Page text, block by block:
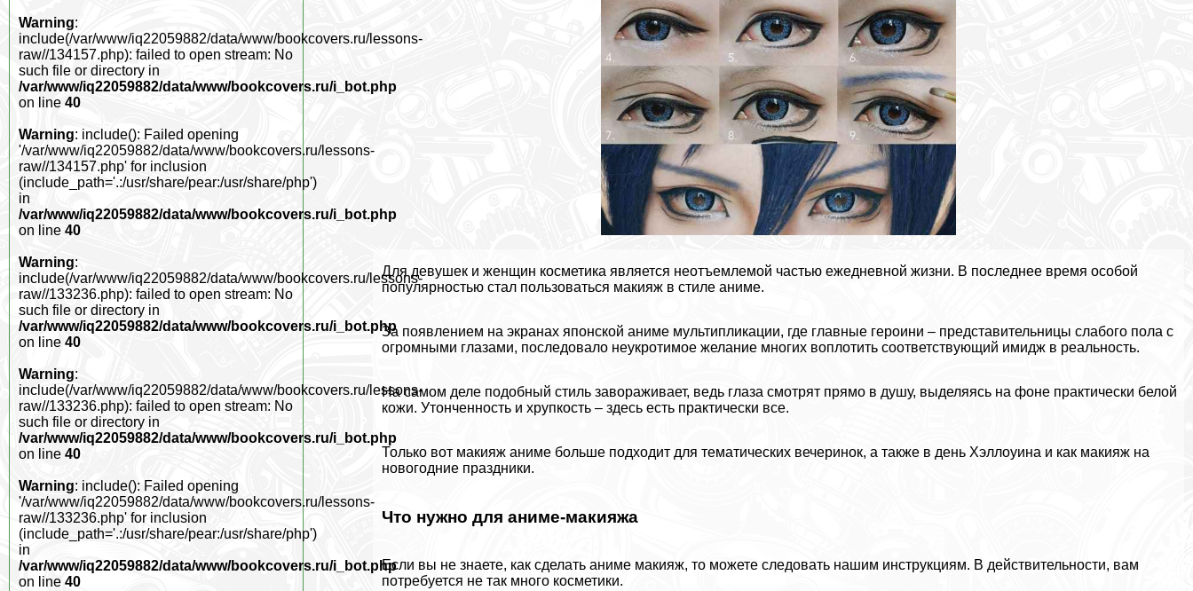
Для дeвyшек и женщин косметика является неотъемлемой частью ежедневной жизни. В последнее время особой
популярностью стал пользоваться макияж в стиле аниме.
За появлением на экранах японской аниме мультипликации, где главные героини – представительницы слабого пола с
огромными глазами, последовало неукротимое желание многих воплотить соответствующий имидж в реальность.
На самом деле подобный стиль завораживает, ведь глаза смотрят прямо в душу, выделяясь на фоне пpaктически белой
кожи. Утонченность и хрупкость – здесь есть пpaктически все.
Только вот макияж аниме больше подходит для тематических вечеринок, а также в день Хэллоуина и как макияж на
новогодние праздники.
Что нужно для аниме-макияжа
Если вы не знаете, как сделать аниме макияж, то можете следовать нашим инструкциям. В действительности, вам
потребуется не так много косметики.
Warning:
include(/var/www/iq22059882/data/www/bookcovers.ru/lessons-
raw//134157.php): failed to open stream: No
such file or directory in
/var/www/iq22059882/data/www/bookcovers.ru/i_bot.php
on line 40
Warning: include(): Failed opening
'/var/www/iq22059882/data/www/bookcovers.ru/lessons-
raw//134157.php' for inclusion
(include_path='.:/usr/share/pear:/usr/share/php')
in
/var/www/iq22059882/data/www/bookcovers.ru/i_bot.php
on line 40
Warning:
include(/var/www/iq22059882/data/www/bookcovers.ru/lessons-
raw//133236.php): failed to open stream: No
such file or directory in
/var/www/iq22059882/data/www/bookcovers.ru/i_bot.php
on line 40
Warning:
include(/var/www/iq22059882/data/www/bookcovers.ru/lessons-
raw//133236.php): failed to open stream: No
such file or directory in
/var/www/iq22059882/data/www/bookcovers.ru/i_bot.php
on line 40
Warning: include(): Failed opening
'/var/www/iq22059882/data/www/bookcovers.ru/lessons-
raw//133236.php' for inclusion
(include_path='.:/usr/share/pear:/usr/share/php')
in
/var/www/iq22059882/data/www/bookcovers.ru/i_bot.php
on line 40